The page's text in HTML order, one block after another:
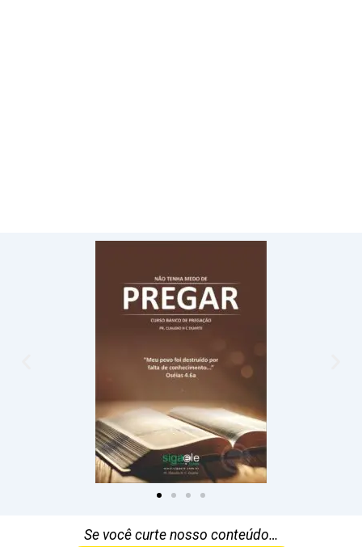
Se você curte nosso conteúdo…